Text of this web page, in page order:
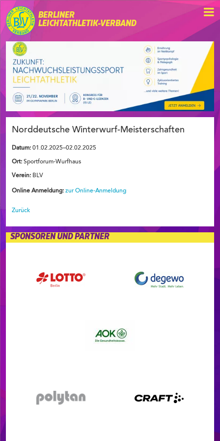
BERLINER
LEICHTATHLETIK-VERBAND
Norddeutsche Winterwurf-Meisterschaften
Datum: 01.02.2025–02.02.2025
Ort: Sportforum-Wurfhaus
Verein: BLV
Online Anmeldung: zur Online-Anmeldung
Zurück
SPONSOREN UND PARTNER